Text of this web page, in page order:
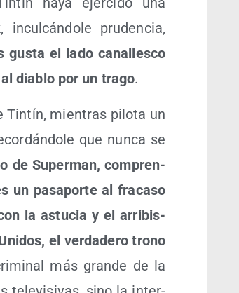
pru­den­cia,
gus­ta el lado cana­lles­co
dia­blo por un tra­go.
Tin­tín, mien­tras pilo­ta un
que nun­ca se
de Super­man, com­pren­
un pasa­por­te al fra­ca­so
la astu­cia y el arri­bis­
el ver­da­de­ro trono
más gran­de de la